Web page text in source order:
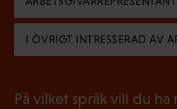
t
)
s
k
)
I ÖVRIGT INTRESSERAD AV
På vilket språk vill du